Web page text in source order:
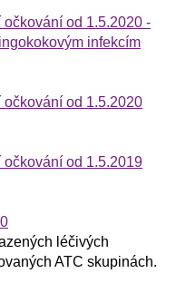
od 1.5.2020 -
infekcím
od 1.5.2020
od 1.5.2019
léčivých
ATC skupinách.